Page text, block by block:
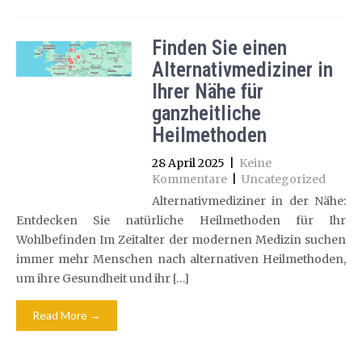
Finden Sie einen
Alternativmediziner in
Ihrer Nähe für
ganzheitliche
Heilmethoden
28 April 2025
Keine
Kommentare
Uncategorized
Alternativmediziner in der Nähe:
Entdecken Sie natürliche Heilmethoden für Ihr
Wohlbefinden Im Zeitalter der modernen Medizin suchen
immer mehr Menschen nach alternativen Heilmethoden,
um ihre Gesundheit und ihr […]
Read More →